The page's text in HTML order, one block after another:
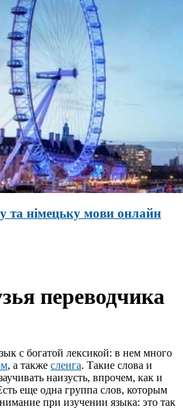
та німецьку мови онлайн
переводчика
с богатой лексикой: в нем много
, а также сленга. Такие слова и
наизусть, впрочем, как и
еще одна группа слов, которым
при изучении языка: это так